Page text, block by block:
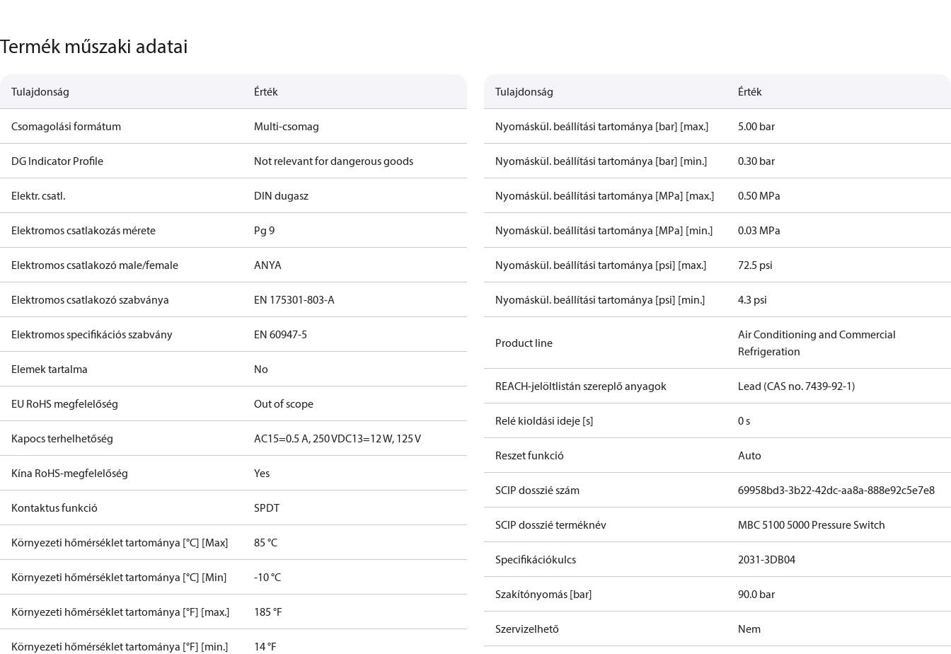
Termék műszaki adatai
Tulajdonság Érték
Csomagolási formátum Multi-csomag
DG Indicator Profile Not relevant for dangerous goods
Elektr. csatl. DIN dugasz
Elektromos csatlakozás mérete Pg 9
Elektromos csatlakozó male/female ANYA
Elektromos csatlakozó szabványa EN 175301-803-A
Elektromos specifikációs szabvány EN 60947-5
Elemek tartalma No
EU RoHS megfelelőség Out of scope
Kapocs terhelhetőség AC15=0.5 A, 250 VDC13=12 W, 125 V
Kína RoHS-megfelelőség Yes
Kontaktus funkció SPDT
Környezeti hőmérséklet tartománya [°C] [Max] 85 °C
Környezeti hőmérséklet tartománya [°C] [Min] -10 °C
Környezeti hőmérséklet tartománya [°F] [max.] 185 °F
Környezeti hőmérséklet tartománya [°F] [min.] 14 °F
Tulajdonság Érték
Nyomáskül. beállítási tartománya [bar] [max.] 5.00 bar
Nyomáskül. beállítási tartománya [bar] [min.] 0.30 bar
Nyomáskül. beállítási tartománya [MPa] [max.] 0.50 MPa
Nyomáskül. beállítási tartománya [MPa] [min.] 0.03 MPa
Nyomáskül. beállítási tartománya [psi] [max.] 72.5 psi
Nyomáskül. beállítási tartománya [psi] [min.] 4.3 psi
Product line
Air Conditioning and Commercial
Refrigeration
REACH-jelöltlistán szereplő anyagok Lead (CAS no. 7439-92-1)
Relé kioldási ideje [s] 0 s
Reszet funkció Auto
SCIP dosszié szám 69958bd3-3b22-42dc-aa8a-888e92c5e7e8
SCIP dosszié terméknév MBC 5100 5000 Pressure Switch
Specifikációkulcs 2031-3DB04
Szakítónyomás [bar] 90.0 bar
Szervizelhető Nem